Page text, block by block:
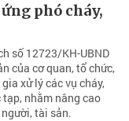
phó cháy,
số 12723/KH-UBND
của cơ quan, tổ chức,
xử lý các vụ cháy,
nhằm nâng cao
tài sản.